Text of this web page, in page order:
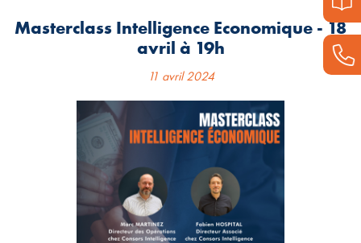
Masterclass Intelligence Economique - 18
avril à 19h
11 avril 2024